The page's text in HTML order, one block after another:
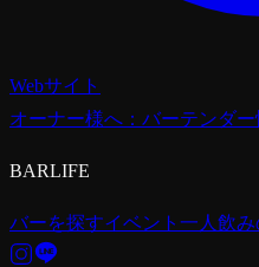
Webサイト
オーナー様へ：バーテンダ
BARLIFE
バーを探すイベント 一人飲